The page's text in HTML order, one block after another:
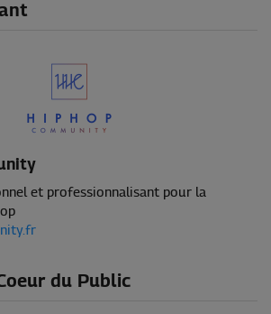
et professionnalisant pour la
du Public